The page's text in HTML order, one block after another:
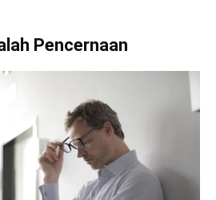
Pencernaan